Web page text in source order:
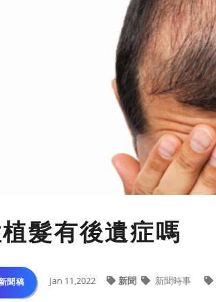
髮有後遺症嗎
聞稿 Jan 11,2022 新聞 新聞時事